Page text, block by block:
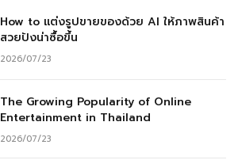
How to แต่งรูปขายของด้วย AI ให้ภาพสินค้า
สวยปังน่าซื้อขึ้น
2026/07/23
The Growing Popularity of Online
Entertainment in Thailand
2026/07/23